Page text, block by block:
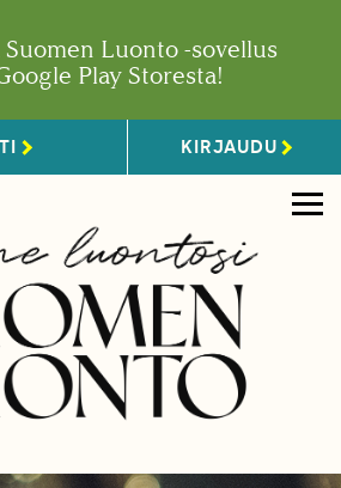
Suomen Luonto -sovellus
Play Storesta!
KIRJAUDU